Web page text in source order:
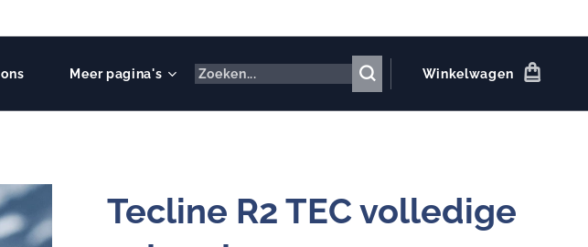
Meer pagina's Winkelwagen
Tecline R2 TEC volledige